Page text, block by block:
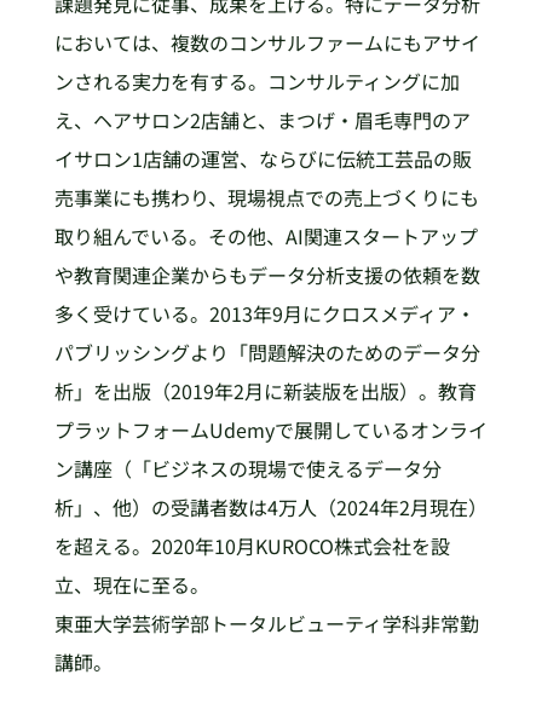
においては、複数のコンサルファームにもアサイ
ンされる実力を有する。コンサルティングに加
え、ヘアサロン2店舗と、まつげ・眉毛専門のア
イサロン1店舗の運営、ならびに伝統工芸品の販
売事業にも携わり、現場視点での売上づくりにも
取り組んでいる。その他、AI関連スタートアップ
や教育関連企業からもデータ分析支援の依頼を数
多く受けている。2013年9月にクロスメディア・
パブリッシングより「問題解決のためのデータ分
析」を出版（2019年2月に新装版を出版）。教育
プラットフォームUdemyで展開しているオンライ
ン講座（「ビジネスの現場で使えるデータ分
析」、他）の受講者数は4万人（2024年2月現在）
を超える。2020年10月KUROCO株式会社を設
立、現在に至る。
東亜大学芸術学部トータルビューティ学科非常勤
講師。